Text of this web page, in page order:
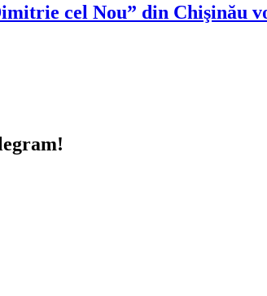
cel Nou” din Chişinău